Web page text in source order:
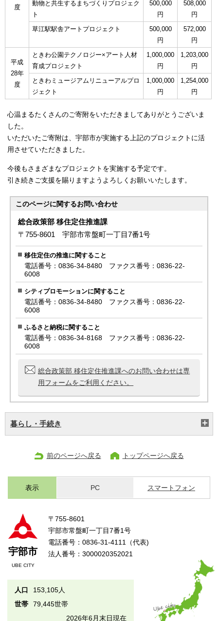
度
動物と共生するまちづくりプロジェク
ト
500,000
円
508,000
円
草江駅駅舎アートプロジェクト
500,000
円
572,000
円
平成
28年
度
ときわ公園テクノロジー×アート人材
育成プロジェクト
1,000,000
円
1,203,000
円
ときわミュージアムリニューアルプロ
ジェクト
1,000,000
円
1,254,000
円
心温まるたくさんのご寄附をいただきましてありがとうございま
した。
いただいたご寄附は、宇部市が実施する上記のプロジェクトに活
用させていただきました。
今後もさまざまなプロジェクトを実施する予定です。
引き続きご支援を賜りますようよろしくお願いいたします。
このページに関するお問い合わせ
総合政策部 移住定住推進課
〒755-8601 宇部市常盤町一丁目7番1号
移住定住の推進に関すること
電話番号：0836-34-8480 ファクス番号：0836-22-
6008
シティプロモーションに関すること
電話番号：0836-34-8480 ファクス番号：0836-22-
6008
ふるさと納税に関すること
電話番号：0836-34-8168 ファクス番号：0836-22-
6008
総合政策部 移住定住推進課へのお問い合わせは専
用フォームをご利用ください。
暮らし・手続き
前のページへ戻る トップページへ戻る
表示 PC スマートフォン
宇部市
UBE CITY
〒755-8601
宇部市常盤町一丁目7番1号
電話番号：0836-31-4111（代表)
法人番号：3000020352021
人口
153,105人
世帯
79,445世帯
2026年6月末日現在